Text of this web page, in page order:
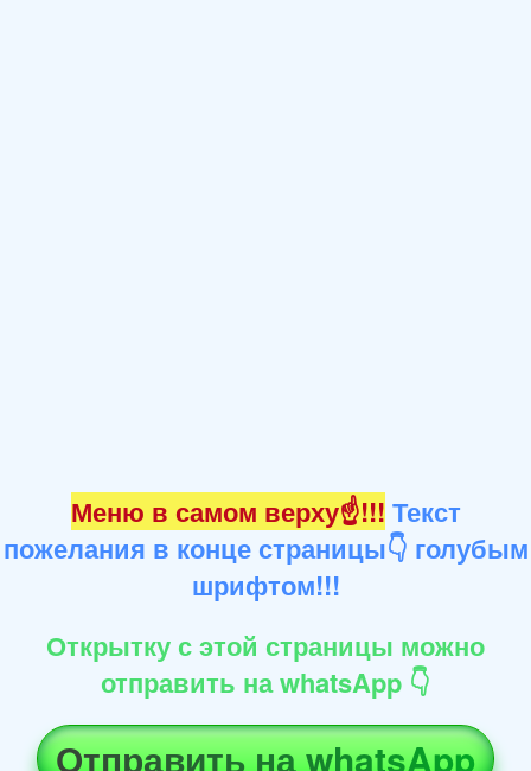
Меню в самом верху☝!!! Текст
пожелания в конце страницы👇 голубым
шрифтом!!!
Открытку с этой страницы можно
отправить на whatsApp 👇
Отправить на whatsApp